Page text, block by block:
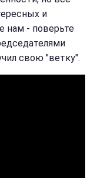
и
нам - поверьте
свою "ветку".